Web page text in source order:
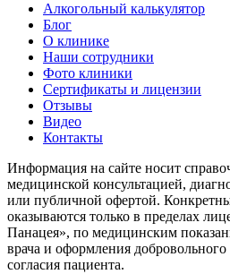
Алкогольный калькулятор
Блог
О клинике
Наши сотрудники
Фото клиники
Сертификаты и лицензии
Отзывы
Видео
Контакты
Информация на сайте носит
медицинской консультацией,
или публичной офертой.
оказываются только в пределах
Панацея», по медицинским
врача и оформления
согласия пациента.